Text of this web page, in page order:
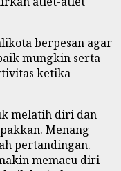
berpesan agar
mungkin serta
ketika
melatih diri dan
Menang
pertandingan.
memacu diri